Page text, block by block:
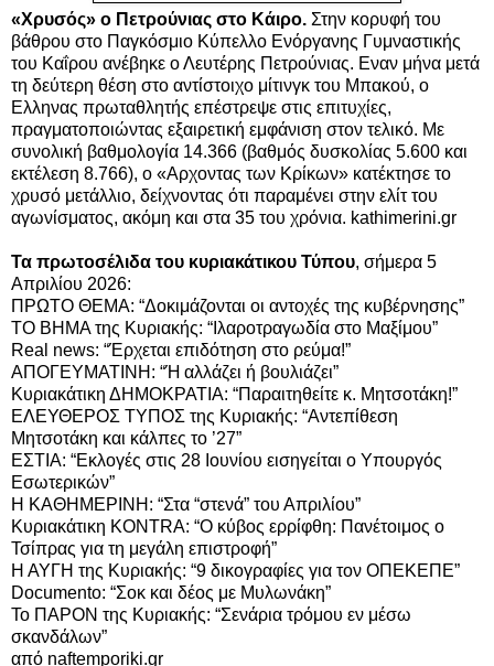
«Χρυσός» ο Πετρούνιας στο Κάιρο. Στην κορυφή του
βάθρου στο Παγκόσμιο Κύπελλο Ενόργανης Γυμναστικής
του Καΐρου ανέβηκε οΛευτέρης Πετρούνιας. Eναν μήνα μετά
τη δεύτερη θέση στο αντίστοιχο μίτινγκ του Μπακού, ο
Eλληνας πρωταθλητής επέστρεψε στις επιτυχίες,
πραγματοποιώντας εξαιρετική εμφάνιση στον τελικό. Με
συνολική βαθμολογία 14.366 (βαθμός δυσκολίας 5.600 και
εκτέλεση 8.766), ο «Aρχοντας των Κρίκων» κατέκτησε το
χρυσό μετάλλιο, δείχνοντας ότι παραμένει στην ελίτ του
αγωνίσματος, ακόμη και στα 35 του χρόνια. kathimerini.gr
Τα πρωτοσέλιδα του κυριακάτικου Τύπου, σήμερα 5
Απριλίου 2026:
ΠΡΩΤΟ ΘΕΜΑ: “Δοκιμάζονται οι αντοχές της κυβέρνησης”
ΤΟ ΒΗΜΑ της Κυριακής: “Ιλαροτραγωδία στο Μαξίμου”
Real news: “Έρχεται επιδότηση στο ρεύμα!”
ΑΠΟΓΕΥΜΑΤΙΝΗ: “Ή αλλάζει ή βουλιάζει”
Κυριακάτικη ΔΗΜΟΚΡΑΤΙΑ: “Παραιτηθείτε κ. Μητσοτάκη!”
ΕΛΕΥΘΕΡΟΣ ΤΥΠΟΣ της Κυριακής: “Αντεπίθεση
Μητσοτάκη και κάλπες το ’27”
ΕΣΤΙΑ: “Εκλογές στις 28 Ιουνίου εισηγείται ο Υπουργός
Εσωτερικών”
Η ΚΑΘΗΜΕΡΙΝΗ: “Στα “στενά” του Απριλίου”
Κυριακάτικη ΚONTRA: “Ο κύβος ερρίφθη: Πανέτοιμος ο
Τσίπρας για τη μεγάλη επιστροφή”
Η ΑΥΓΗ της Κυριακής: “9 δικογραφίες για τον ΟΠΕΚΕΠΕ”
Documento: “Σοκ και δέος με Μυλωνάκη”
Το ΠΑΡΟΝ της Κυριακής: “Σενάρια τρόμου εν μέσω
σκανδάλων”
από naftemporiki.gr